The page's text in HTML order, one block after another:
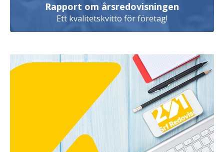
Rapport om årsredovisningen
Ett kvalitetskvitto för företag!